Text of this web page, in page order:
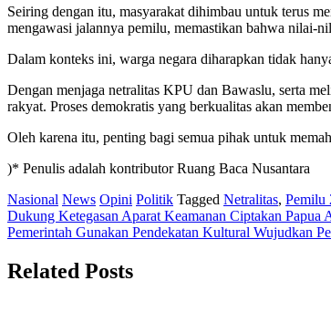
Seiring dengan itu, masyarakat dihimbau untuk terus
mengawasi jalannya pemilu, memastikan bahwa nilai-
Dalam konteks ini, warga negara diharapkan tidak
Dengan menjaga netralitas KPU dan Bawaslu, serta
rakyat. Proses demokratis yang berkualitas akan
Oleh karena itu, penting bagi semua pihak untuk
)* Penulis adalah kontributor Ruang Baca Nusantara
Nasional News Opini Politik Tagged Netralitas, Pemilu
Post
navigation
Dukung Ketegasan Aparat Keamanan Ciptakan Papua
Pemerintah Gunakan Pendekatan Kultural Wujudkan
Related Posts